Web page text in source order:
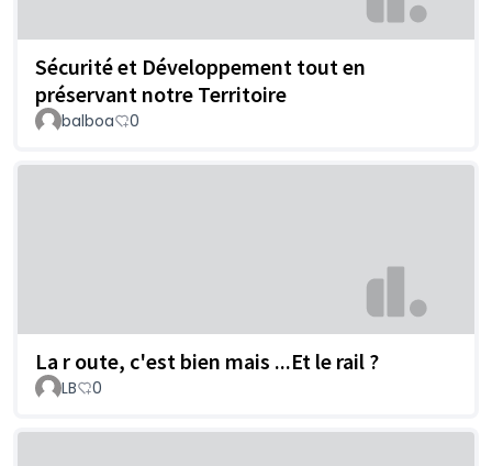
Sécurité et Développement tout en
préservant notre Territoire
balboa 0
La r oute, c'est bien mais ...Et le rail ?
LB 0